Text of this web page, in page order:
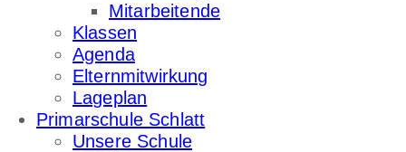
Mitarbeitende
Klassen
Agenda
Elternmitwirkung
Lageplan
Primarschule Schlatt
Unsere Schule